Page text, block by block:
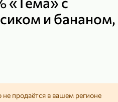
и бананом,
продаётся в вашем регионе
В корзину